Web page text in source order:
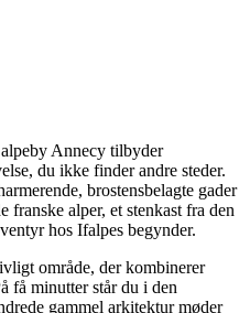
Annecy tilbyder
du ikke finder andre steder.
brostensbelagte gader
franske alper, et stenkast fra den
hos Ifalpes begynder.
område, der kombinerer
få minutter står du i den
gammel arkitektur møder